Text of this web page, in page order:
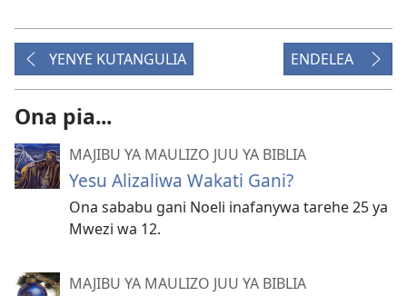
YENYE KUTANGULIA ENDELEA
Ona pia...
MAJIBU YA MAULIZO JUU YA BIBLIA
Yesu Alizaliwa Wakati Gani?
Ona sababu gani Noeli inafanywa tarehe 25 ya
Mwezi wa 12.
MAJIBU YA MAULIZO JUU YA BIBLIA